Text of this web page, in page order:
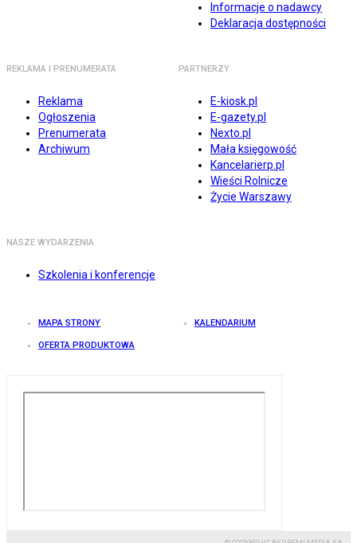
Informacje o nadawcy
Deklaracja dostępności
REKLAMA I PRENUMERATA
Reklama
Ogłoszenia
Prenumerata
Archiwum
PARTNERZY
E-kiosk.pl
E-gazety.pl
Nexto.pl
Mała księgowość
Kancelarierp.pl
Wieści Rolnicze
Życie Warszawy
NASZE WYDARZENIA
Szkolenia i konferencje
MAPA STRONY KALENDARIUM
OFERTA PRODUKTOWA